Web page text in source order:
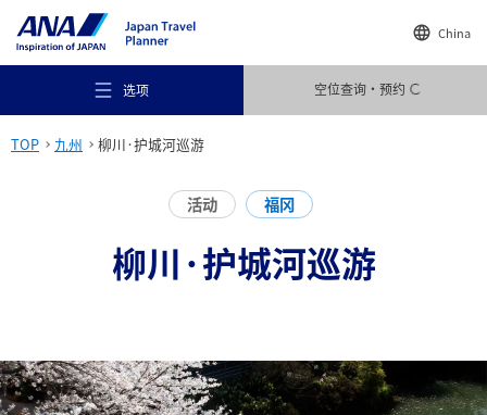
China
选项 空位查询・预约
TOP 九州 柳川·护城河巡游
活动 福冈
柳川·护城河巡游